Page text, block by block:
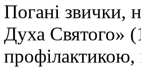
Погані звички,
Духа Святого»
профілактикою,